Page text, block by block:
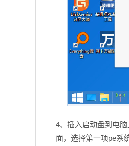
4、插入启动盘到电
面，选择第一项pe系